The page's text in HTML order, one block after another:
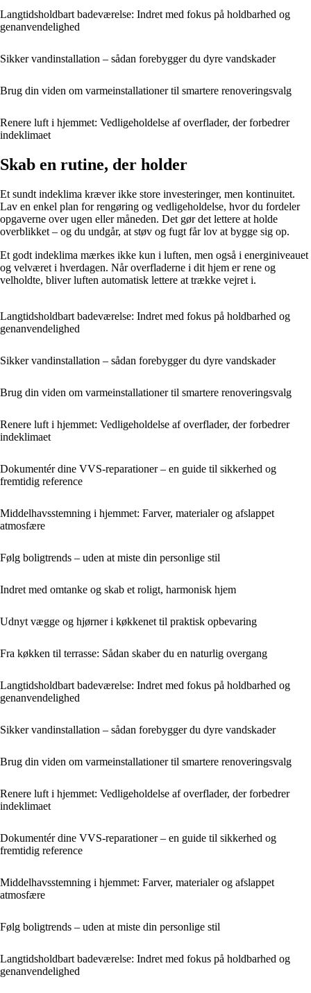
Langtidsholdbart badeværelse: Indret med fokus på holdbarhed og
genanvendelighed
Sikker vandinstallation – sådan forebygger du dyre vandskader
Brug din viden om varmeinstallationer til smartere renoveringsvalg
Renere luft i hjemmet: Vedligeholdelse af overflader, der forbedrer
indeklimaet
Skab en rutine, der holder
Et sundt indeklima kræver ikke store investeringer, men kontinuitet.
Lav en enkel plan for rengøring og vedligeholdelse, hvor du fordeler
opgaverne over ugen eller måneden. Det gør det lettere at holde
overblikket – og du undgår, at støv og fugt får lov at bygge sig op.
Et godt indeklima mærkes ikke kun i luften, men også i energiniveauet
og velværet i hverdagen. Når overfladerne i dit hjem er rene og
velholdte, bliver luften automatisk lettere at trække vejret i.
Langtidsholdbart badeværelse: Indret med fokus på holdbarhed og
genanvendelighed
Sikker vandinstallation – sådan forebygger du dyre vandskader
Brug din viden om varmeinstallationer til smartere renoveringsvalg
Renere luft i hjemmet: Vedligeholdelse af overflader, der forbedrer
indeklimaet
Dokumentér dine VVS-reparationer – en guide til sikkerhed og
fremtidig reference
Middelhavsstemning i hjemmet: Farver, materialer og afslappet
atmosfære
Følg boligtrends – uden at miste din personlige stil
Indret med omtanke og skab et roligt, harmonisk hjem
Udnyt vægge og hjørner i køkkenet til praktisk opbevaring
Fra køkken til terrasse: Sådan skaber du en naturlig overgang
Langtidsholdbart badeværelse: Indret med fokus på holdbarhed og
genanvendelighed
Sikker vandinstallation – sådan forebygger du dyre vandskader
Brug din viden om varmeinstallationer til smartere renoveringsvalg
Renere luft i hjemmet: Vedligeholdelse af overflader, der forbedrer
indeklimaet
Dokumentér dine VVS-reparationer – en guide til sikkerhed og
fremtidig reference
Middelhavsstemning i hjemmet: Farver, materialer og afslappet
atmosfære
Følg boligtrends – uden at miste din personlige stil
Langtidsholdbart badeværelse: Indret med fokus på holdbarhed og
genanvendelighed